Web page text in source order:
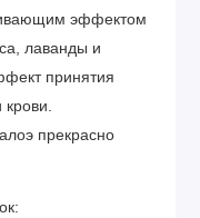
эффектом
лаванды и
принятия
прекрасно